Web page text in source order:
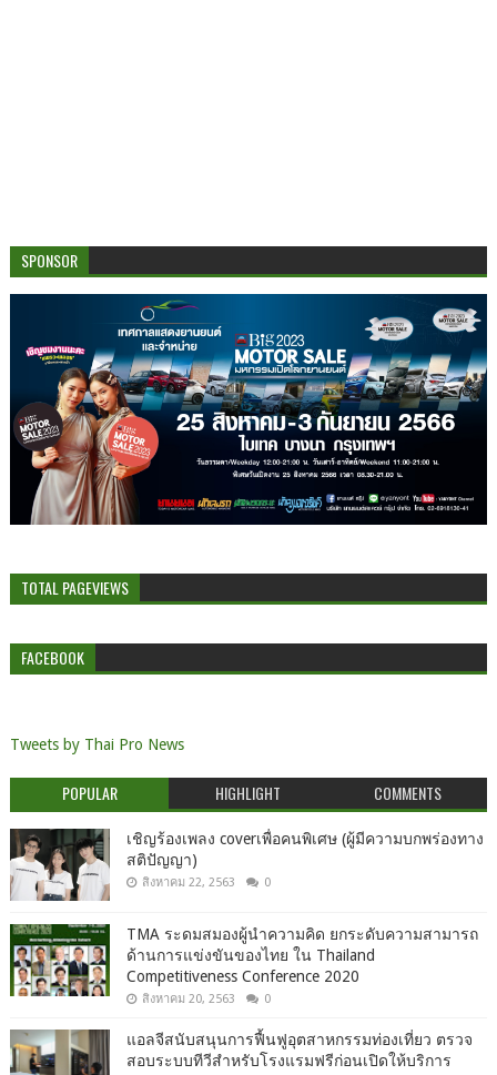
SPONSOR
TOTAL PAGEVIEWS
FACEBOOK
Tweets by Thai Pro News
POPULAR HIGHLIGHT COMMENTS
เชิญร้องเพลง coverเพื่อคนพิเศษ (ผู้มีความบกพร่องทาง
สติปัญญา)
สิงหาคม 22, 2563 0
TMA ระดมสมองผู้นำความคิด ยกระดับความสามารถ
ด้านการแข่งขันของไทย ใน Thailand
Competitiveness Conference 2020
สิงหาคม 20, 2563 0
แอลจีสนับสนุนการฟื้นฟูอุตสาหกรรมท่องเที่ยว ตรวจ
สอบระบบทีวีสำหรับโรงแรมฟรีก่อนเปิดให้บริการ